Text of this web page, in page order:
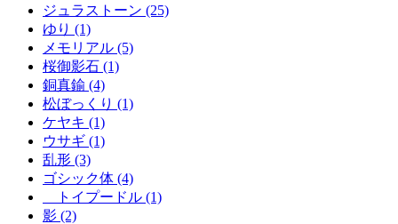
ジュラストーン (25)
ゆり (1)
メモリアル (5)
桜御影石 (1)
銅真鍮 (4)
松ぼっくり (1)
ケヤキ (1)
ウサギ (1)
乱形 (3)
ゴシック体 (4)
トイプードル (1)
影 (2)